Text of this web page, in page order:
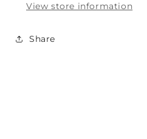
View store information
Share